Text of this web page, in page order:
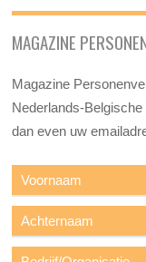
MAGAZINE
Magazine
Nederlands-
dan even uw